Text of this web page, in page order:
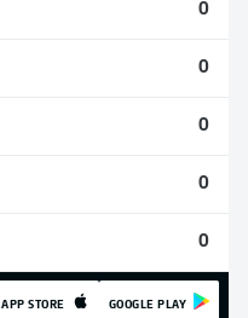
0
0
0
0
0
APP STORE GOOGLE PLAY